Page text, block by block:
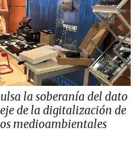
la soberanía del dato
de la digitalización de
medioambientales